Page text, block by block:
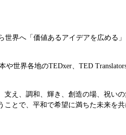
界へ「価値あるアイデアを広める
世界各地のTEDxer、TED
え、調和、輝き、創造の場、祝いの
とで、平和で希望に満ちた未来を共